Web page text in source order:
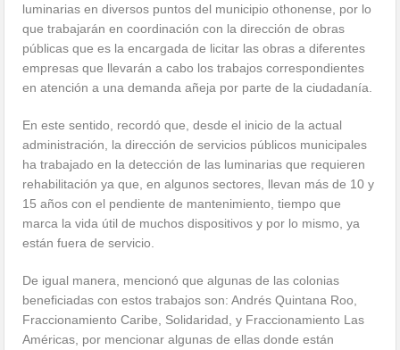
luminarias en diversos puntos del municipio othonense, por lo
que trabajarán en coordinación con la dirección de obras
públicas que es la encargada de licitar las obras a diferentes
empresas que llevarán a cabo los trabajos correspondientes
en atención a una demanda añeja por parte de la ciudadanía.
En este sentido, recordó que, desde el inicio de la actual
administración, la dirección de servicios públicos municipales
ha trabajado en la detección de las luminarias que requieren
rehabilitación ya que, en algunos sectores, llevan más de 10 y
15 años con el pendiente de mantenimiento, tiempo que
marca la vida útil de muchos dispositivos y por lo mismo, ya
están fuera de servicio.
De igual manera, mencionó que algunas de las colonias
beneficiadas con estos trabajos son: Andrés Quintana Roo,
Fraccionamiento Caribe, Solidaridad, y Fraccionamiento Las
Américas, por mencionar algunas de ellas donde están